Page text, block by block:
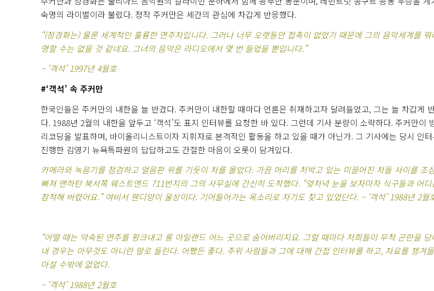
숙명의 라이벌이라 불렸다. 정작 주커만은 세간의 관심에 차갑게 반응했다.
“(정경화는) 물론 세계적인 훌륭한 연주자입니다. 그러나 너무 오랫동안 접촉이 없었기 때문에 그의 음악세계를 뭐
명할 수는 없을 것 같네요. 그녀의 음악은 라디오에서 몇 번 들었을 뿐입니다.”
– ‘객석’ 1997년 4월호
#‘객석’ 속 주커만
한국인들은 주커만의 내한을 늘 반겼다. 주커만이 내한할 때마다 언론은 취재하고자 달려들었고, 그는 늘 차갑게
다. 1988년 2월의 내한을 앞두고 ‘객석’도 표지 인터뷰를 요청한 바 있다. 그런데 기사 분량이 소략하다. 주커만이
리코딩을 발표하며, 바이올리니스트이자 지휘자로 본격적인 활동을 하고 있을 때가 아닌가. 그 기사에는 당시 인
진행한 김영기 뉴욕특파원의 답답하고도 간절한 마음이 오롯이 담겨있다.
카메라와 녹음기를 점검하고 얼음판 위를 기듯이 차를 몰았다. 가끔 머리를 처박고 있는 미끌어진 차들 사이를 조
빠져 맨하탄 북서쪽 웨스트엔드 711번지의 그의 사무실에 간신히 도착했다. “엊저녁 눈을 보자마자 식구들과 어디
잠적해 버렸어요.” 여비서 웬디양이 울상이다. 기어들어가는 목소리로 자기도 찾고 있었단다. – ‘객석’ 1988년 2월
“어떨 때는 약속된 연주를 펑크내고 롱 아일랜드 어느 곳으로 숨어버리지요. 그럴 때마다 저희들이 무척 곤란을 당
내 경우는 아무것도 아니란 말로 들린다. 어쨌든 좋다. 주위 사람들과 그에 대해 간접 인터뷰를 하고, 자료를 챙겨
아설 수밖에 없었다.
– ‘객석’ 1988년 2월호